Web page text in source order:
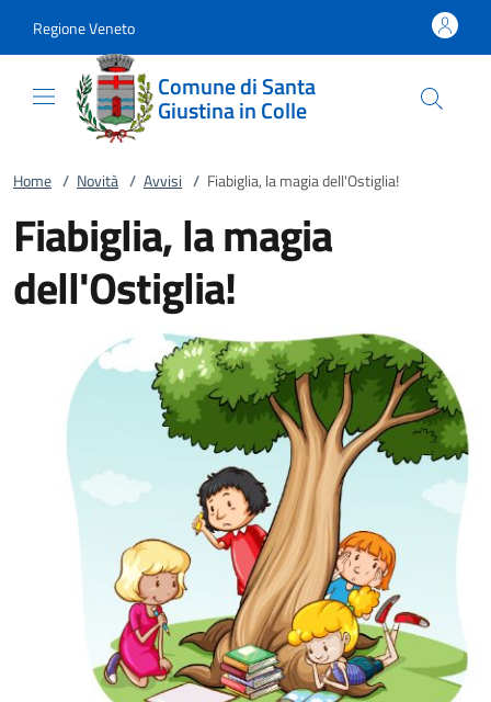
Regione Veneto
Comune di Santa
Giustina in Colle
Home / Novità / Avvisi / Fiabiglia, la magia dell'Ostiglia!
Fiabiglia, la magia
dell'Ostiglia!